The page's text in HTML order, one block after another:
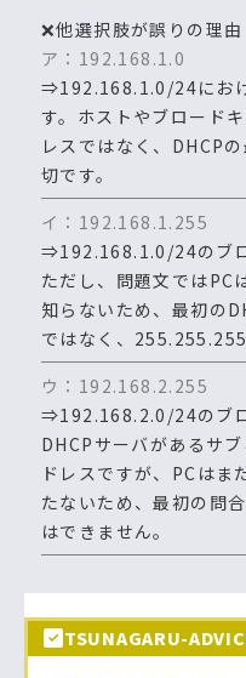
❌他選択肢が誤りの理由
ア：192.168.1.0
⇒192.168.1.0/24にお
す。ホストやブロード
レスではなく、DHCP
切です。
イ：192.168.1.255
⇒192.168.1.0/24のブロ
ただし、問題文ではPC
知らないため、最初の
ではなく、
ウ：192.168.2.255
⇒192.168.2.0/24のブロ
DHCPサーバがあるサ
ドレスですが、PCはま
たないため、最初の問
はできません。
TSUNAGARU-